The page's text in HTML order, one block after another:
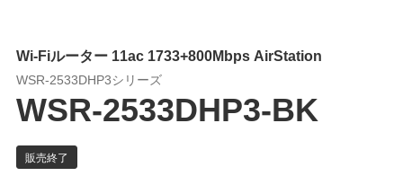
Wi-Fiルーター 11ac 1733+800Mbps AirStation
WSR-2533DHP3シリーズ
WSR-2533DHP3-BK